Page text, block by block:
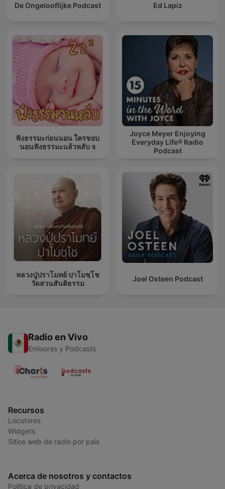
De Ongelooflijke Podcast Ed Lapiz
ฟังธรรมะก่อนนอน ใครชอบ
นอนฟังธรรมะแล้วหลับ จ
Joyce Meyer Enjoying
Everyday Life® Radio
Podcast
หลวงปู่ปราโมทย์ ปาโมชฺโช
วัดสวนสันติธรรม
Joel Osteen Podcast
Radio en Vivo
Emisoras y Podcasts
Recursos
Locutores
Widgets
Sitios web de radio por país
Acerca de nosotros y contactos
Política de privacidad